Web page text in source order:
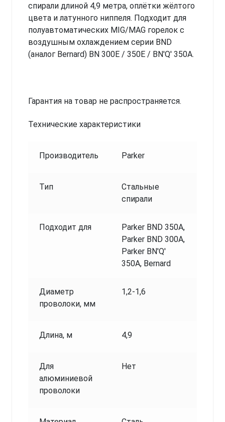
спирали длиной 4,9 метра, оплётки жёлтого
цвета и латунного ниппеля. Подходит для
полуавтоматических MIG/MAG горелок с
воздушным охлаждением серии BND
(аналог Bernard) BN 300E / 350E / BN'Q' 350A.
Гарантия на товар не распространяется.
Технические характеристики
Производитель Parker
Тип
Стальные
спирали
Подходит для
Parker BND 350A,
Parker BND 300A,
Parker BN'Q'
350A, Bernard
Диаметр
проволоки, мм
1,2-1,6
Длина, м 4,9
Для
алюминиевой
проволоки
Нет